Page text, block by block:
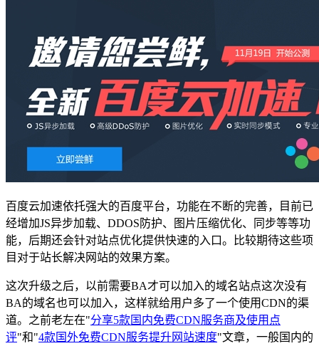
百度云加速依托强大的百度平台，功能在不断的完善，目前已
经增加JS异步加载、DDOS防护、图片压缩优化、同步等等功
能，后期还会针对站点优化提供快速的入口。比较期待这些项
目对于站长解决网站的效果方案。
这次升级之后，以前需要BA才可以加入的域名站点这次没有
BA的域名也可以加入，这样就给用户多了一个使用CDN的渠
道。之前老左在"分享5款国内免费CDN服务商及使用点
评"和"4款国外免费CDN服务提升网站速度"文章，一般国内的